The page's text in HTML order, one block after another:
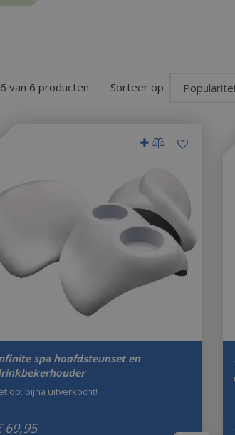
van 6 producten Sorteer op
spa hoofdsteunset en
69,95
op: bijna uitverkocht!